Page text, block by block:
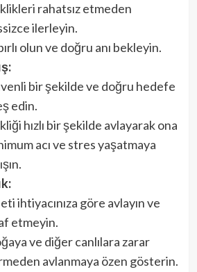
rahatsız etmeden
ilerleyin.
olun ve doğru anı bekleyin.
bir şekilde ve doğru hedefe
edin.
hızlı bir şekilde avlayarak ona
acı ve stres yaşatmaya
ihtiyacınıza göre avlayın ve
etmeyin.
ve diğer canlılara zarar
avlanmaya özen gösterin.